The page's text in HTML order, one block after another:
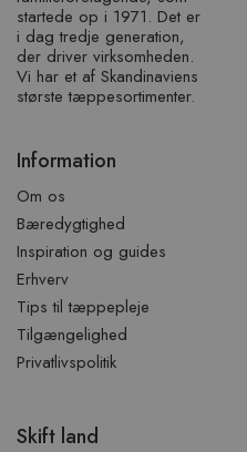
startede op i 1971. Det er
i dag tredje generation,
der driver virksomheden.
Vi har et af ​​Skandinaviens
største tæppesortimenter.
Information
Om os
Bæredygtighed
Inspiration og guides
Erhverv
Tips til tæppepleje
Tilgængelighed
Privatlivspolitik
Skift land